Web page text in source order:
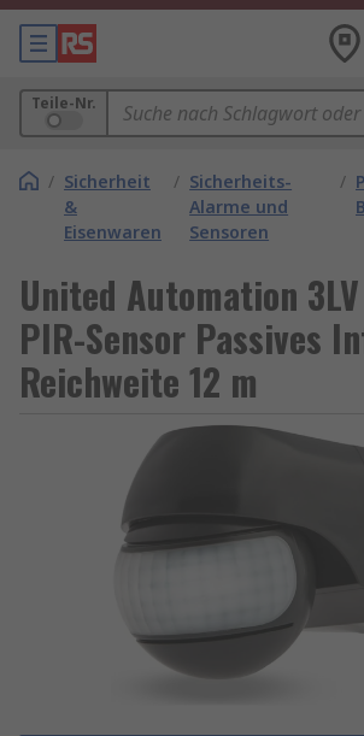
Teile-Nr.
/ Sicherheit
&
Eisenwaren
/ Sicherheits-
Alarme und
Sensoren
/
United Automation 3LV
PIR-Sensor Passives
Reichweite 12 m